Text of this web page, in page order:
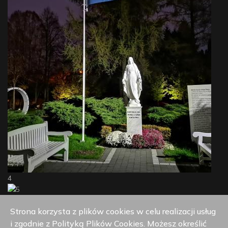
4
6
Strona korzysta z plików cookies w celu realizacji usług
i zgodnie z Polityką Plików Cookies. Możesz określić